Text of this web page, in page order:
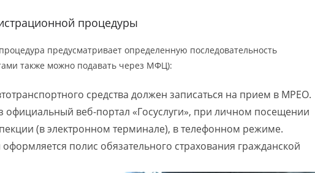
процедуры
предусматривает определенную последовательность
также можно подавать через МФЦ):
средства должен записаться на прием в МРЕО.
официальный веб-портал «Госуслуги», при личном посещении
(в электронном терминале), в телефонном режиме.
полис обязательного страхования гражданской